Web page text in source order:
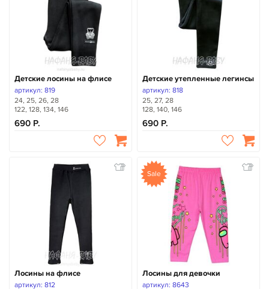
Детские лосины на флисе
артикул: 819
24, 25, 26, 28
122, 128, 134, 146
690
Детские утепленные легинсы
артикул: 818
25, 27, 28
128, 140, 146
690
Лосины на флисе
артикул: 812
Sale
Лосины для девочки
артикул: 8643